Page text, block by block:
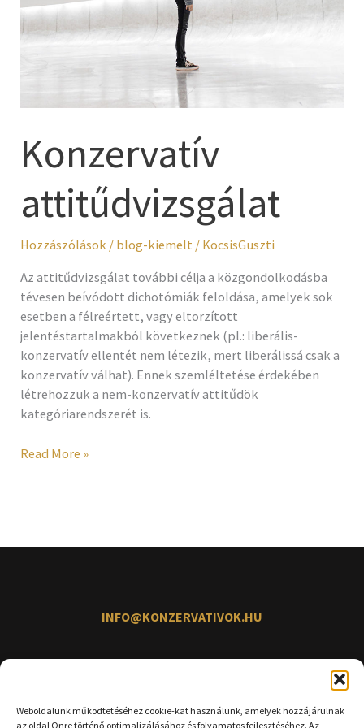
Weboldalunk működtetéséhez cookie-kat használunk, amelyek hozzájárulnak
az oldal Önre történő optimalizálásához és folyamatos fejlesztéséhez. Az
Konzervatív
attitűdvizsgálat
Hozzászólások / blog-kiemelt / KocsisGuszti
Az attitűdvizsgálat további célja a közgondolkodásba
tévesen beívódott dichotómiák feloldása, amelyek sok
esetben a félreértett, vagy eltorzított
jelentéstartalmakból következnek (pl.: liberális-
konzervatív ellentét nem létezik, mert liberálissá csak a
konzervatív válhat). Ennek szemléltetése érdekében
létrehozzuk a nem-konzervatív attitűdök
kategóriarendszerét is.
Read More »
INFO@KONZERVATIVOK.HU